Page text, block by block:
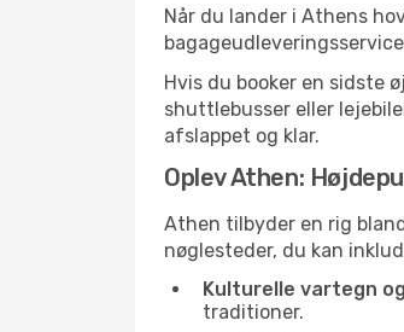
Når du lander i Athens
Hvis du booker en sidste
shuttlebusser eller
afslappet og klar.
Oplev Athen:
Athen tilbyder en rig
nøglesteder, du kan
Kulturelle vartegn
traditioner.